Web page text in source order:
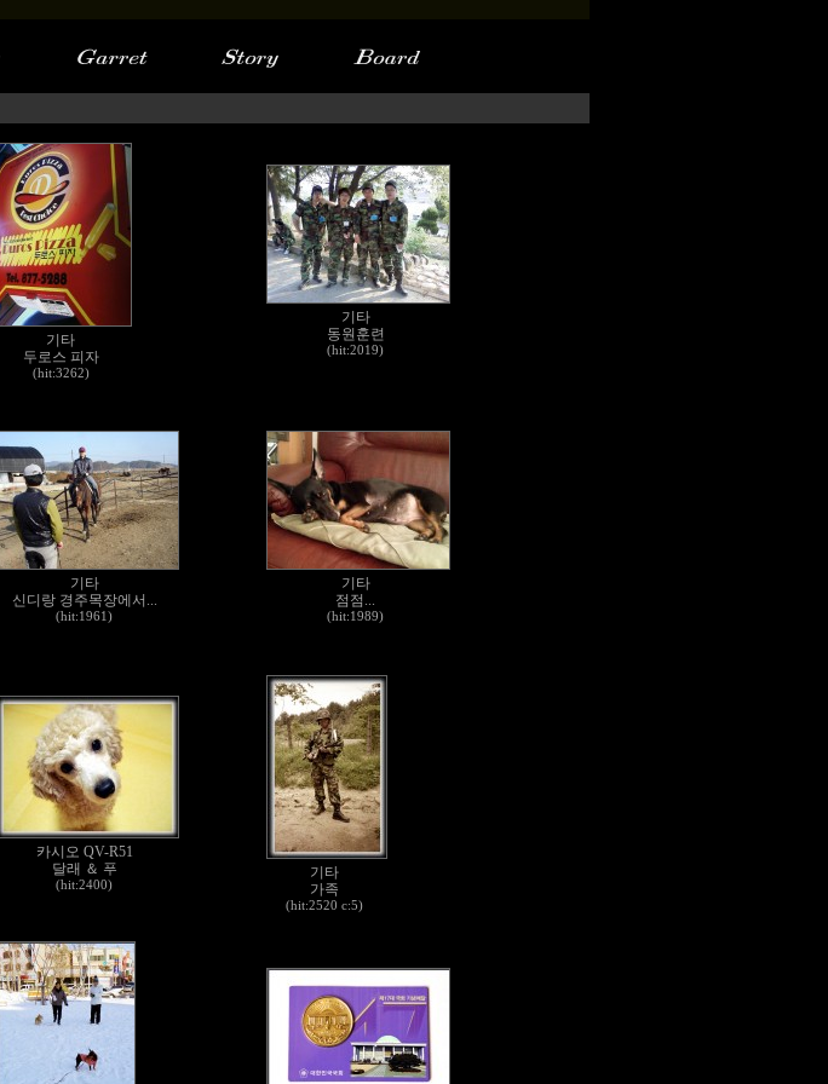
기타
두로스 피자
(hit:3262)
기타
동원훈련
(hit:2019)
기타
신디랑 경주목장에서...
(hit:1961)
기타
점점...
(hit:1989)
카시오 QV-R51
달래 ＆ 푸
(hit:2400)
기타
가족
(hit:2520 c:5)